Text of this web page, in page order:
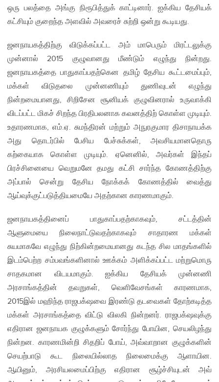
ஒரு பலத்தை அங்கு நிரூபித்துக் காட்டினார். ஐக்கிய தேசியக்
கட்சியும் குறைந்த அளவில் அவரைச் சுற்றி ஒன்று கூடியது.
ஜனநாயகத்திற்கு விடுக்கப்பட்ட அம் மாபெரும் மிரட்டலுக்கு
முன்னால் 2015 குழுவானது மீண்டும் எழுந்து நின்றது.
ஜனநாயகத்தை பாதுகாப்பதற்கென தமிழ் தேசிய கூட்டமைப்பும்,
மக்கள் விடுதலை முன்னணியும் துணிவுடன் எழுந்து
நின்றமையானது, சிறிசேன சூனியக் குழுவினரால் உருவாக்கி
விடப்பட்ட மிகச் சிறந்த பிரதிபலனாக கவனத்திற் கொள்ள முடியும்.
உதாரணமாக, எம்.ஏ. சுமந்திரன் மற்றும் அநுரகுமார திசாநாயக்க
அது தொடர்பில் பேசிய பேச்சுக்கள், அவசியமானதொரு
கற்கையாக கொள்ள முடியும். ஏனெனில், அவர்கள் இந்தப்
பிரச்சினையை வெறுமனே தமது கட்சி சார்ந்த கோணத்திற்கு
அப்பால் சென்று தேசிய நோக்கக் கோணத்தில் வைத்து
ஆய்வுக்குட்படுத்தியமையே அதற்கான காரணமாகும்.
ஜனநாயகத்தினைப் பாதுகாப்பதற்காகவும், சட்டத்தின்
ஆளுமையை நிலைநாட்டுவதற்காகவும் சாதாரண மக்கள்
சுயமாகவே எழுந்து நிற்கின்றமையானது கடந்த சில மாதங்களில்
இடம்பெற்ற சம்பவங்களினால் ஊக்கம் அளிக்கப்பட்ட மற்றுமொரு
சாதகமான விடயமாகும். ஐக்கிய தேசியக் முன்னணி
அரசாங்கத்தின் தவறுகள், வெளிவேசங்கள் காரணமாக,
2015இல் மஹிந்த ராஜபக்‌ஷவை இரண்டு தடவைகள் தோற்கடித்த
மக்கள் அரசாங்கத்தை விட்டு விலகி நின்றனர். ராஜபக்‌ஷவுக்கு
எதிரான ஜனநாயக குழுக்களும் சோர்ந்து போயின, செயலிழந்து
நின்றன. காரணமின்றி சிதறிப் போய், அவ்வாறான குழுக்களின்
செயற்பாடு கூட நிலையில்லாத நிலைமைக்கு ஆளாயின.
ஆயினும், அரசியலமைப்பிற்கு எதிரான சூழ்ச்சியுடன் அவ்